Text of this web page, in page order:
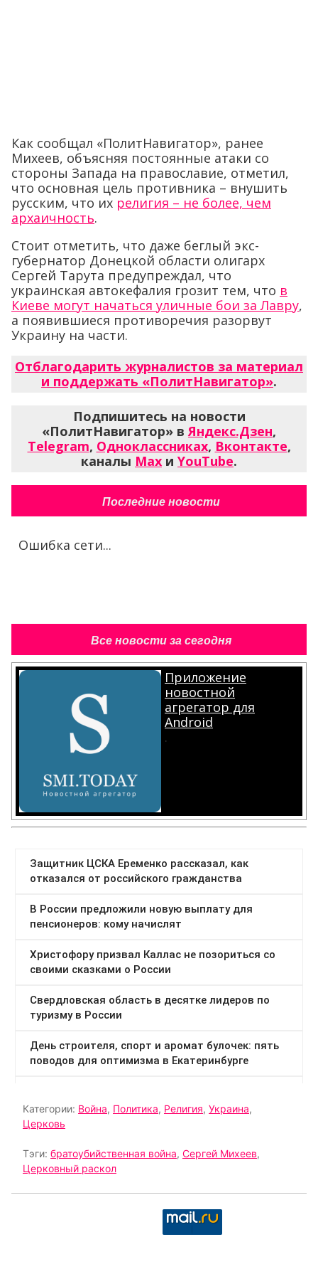
Как сообщал «ПолитНавигатор», ранее
Михеев, объясняя постоянные атаки со
стороны Запада на православие, отметил,
что основная цель противника – внушить
русским, что их религия – не более, чем
архаичность.
Стоит отметить, что даже беглый экс-
губернатор Донецкой области олигарх
Сергей Тарута предупреждал, что
украинская автокефалия грозит тем, что в
Киеве могут начаться уличные бои за Лавру,
а появившиеся противоречия разорвут
Украину на части.
Отблагодарить журналистов за материал
и поддержать «ПолитНавигатор».
Подпишитесь на новости
«ПолитНавигатор» в Яндекс.Дзен,
Telegram, Одноклассниках, Вконтакте,
каналы Max и YouTube.
Последние новости
Ошибка сети...
Все новости за сегодня
Приложение
новостной
агрегатор для
Android
.
Категории: Война, Политика, Религия, Украина,
Церковь
Тэги: братоубийственная война, Сергей Михеев,
Церковный раскол